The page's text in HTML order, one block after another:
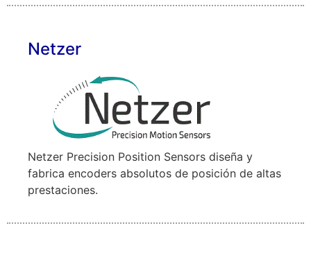
Netzer
Netzer Precision Position Sensors diseña y
fabrica encoders absolutos de posición de altas
prestaciones.